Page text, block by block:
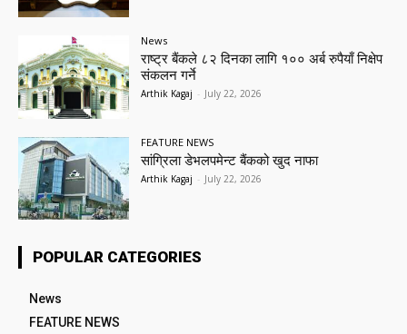
News
राष्ट्र बैंकले ८२ दिनका लागि १०० अर्ब रुपैयाँ निक्षेप
संकलन गर्ने
Arthik Kagaj - July 22, 2026
FEATURE NEWS
सांग्रिला डेभलपमेन्ट बैंकको खुद नाफा
Arthik Kagaj - July 22, 2026
POPULAR CATEGORIES
News
FEATURE NEWS